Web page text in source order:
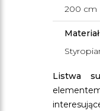
200 cm
Materiał
Listwa